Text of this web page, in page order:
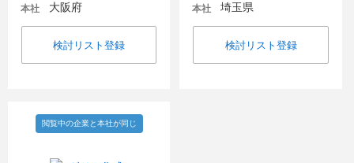
本社 大阪府
検討リスト登録
本社 埼玉県
検討リスト登録
閲覧中の企業と本社が同じ